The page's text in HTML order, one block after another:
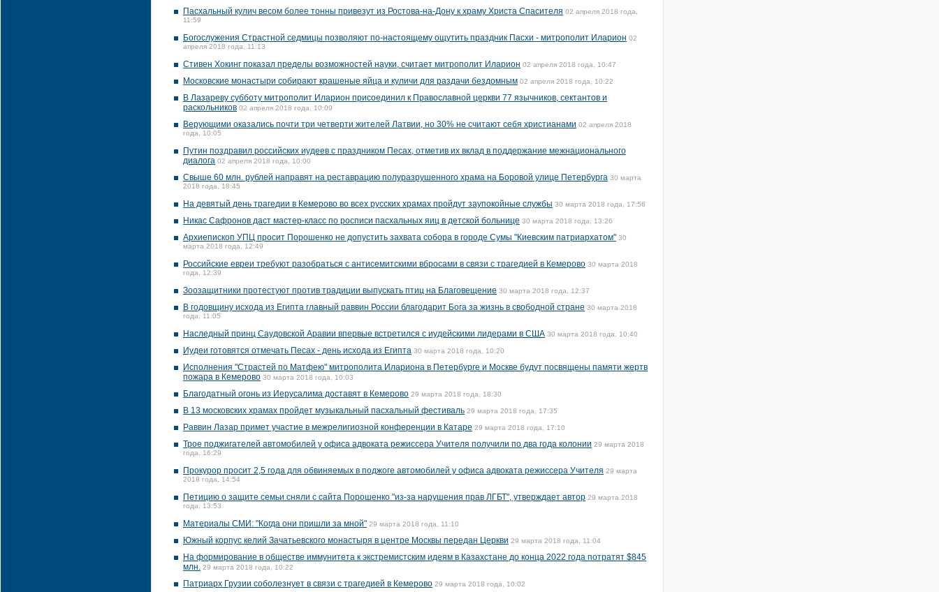
Пасхальный кулич весом более тонны привезут из Ростова-на-Дону к храму Христа Спасителя 02 апреля 2018 года,
11:59
Богослужения Страстной седмицы позволяют по-настоящему ощутить праздник Пасхи - митрополит Иларион 02
апреля 2018 года, 11:13
Стивен Хокинг показал пределы возможностей науки, считает митрополит Иларион 02 апреля 2018 года, 10:47
Московские монастыри собирают крашеные яйца и куличи для раздачи бездомным 02 апреля 2018 года, 10:22
В Лазареву субботу митрополит Иларион присоединил к Православной церкви 77 язычников, сектантов и
раскольников 02 апреля 2018 года, 10:09
Верующими оказались почти три четверти жителей Латвии, но 30% не считают себя христианами 02 апреля 2018
года, 10:05
Путин поздравил российских иудеев с праздником Песах, отметив их вклад в поддержание межнационального
диалога 02 апреля 2018 года, 10:00
Свыше 60 млн. рублей направят на реставрацию полуразрушенного храма на Боровой улице Петербурга 30 марта
2018 года, 18:45
На девятый день трагедии в Кемерово во всех русских храмах пройдут заупокойные службы 30 марта 2018 года, 17:56
Никас Сафронов даст мастер-класс по росписи пасхальных яиц в детской больнице 30 марта 2018 года, 13:26
Архиепископ УПЦ просит Порошенко не допустить захвата собора в городе Сумы "Киевским патриархатом" 30
марта 2018 года, 12:49
Российские евреи требуют разобраться с антисемитскими вбросами в связи с трагедией в Кемерово 30 марта 2018
года, 12:39
Зоозащитники протестуют против традиции выпускать птиц на Благовещение 30 марта 2018 года, 12:37
В годовщину исхода из Египта главный раввин России благодарит Бога за жизнь в свободной стране 30 марта 2018
года, 11:05
Наследный принц Саудовской Аравии впервые встретился с иудейскими лидерами в США 30 марта 2018 года, 10:40
Иудеи готовятся отмечать Песах - день исхода из Египта 30 марта 2018 года, 10:20
Исполнения "Страстей по Матфею" митрополита Илариона в Петербурге и Москве будут посвящены памяти жертв
пожара в Кемерово 30 марта 2018 года, 10:03
Благодатный огонь из Иерусалима доставят в Кемерово 29 марта 2018 года, 18:30
В 13 московских храмах пройдет музыкальный пасхальный фестиваль 29 марта 2018 года, 17:35
Раввин Лазар примет участие в межрелигиозной конференции в Катаре 29 марта 2018 года, 17:10
Трое поджигателей автомобилей у офиса адвоката режиссера Учителя получили по два года колонии 29 марта 2018
года, 16:29
Прокурор просит 2,5 года для обвиняемых в поджоге автомобилей у офиса адвоката режиссера Учителя 29 марта
2018 года, 14:54
Петицию о защите семьи сняли с сайта Порошенко "из-за нарушения прав ЛГБТ", утверждает автор 29 марта 2018
года, 13:53
Материалы СМИ: "Когда они пришли за мной" 29 марта 2018 года, 11:10
Южный корпус келий Зачатьевского монастыря в центре Москвы передан Церкви 29 марта 2018 года, 11:04
На формирование в обществе иммунитета к экстремистским идеям в Казахстане до конца 2022 года потратят $845
млн. 29 марта 2018 года, 10:22
Патриарх Грузии соболезнует в связи с трагедией в Кемерово 29 марта 2018 года, 10:02